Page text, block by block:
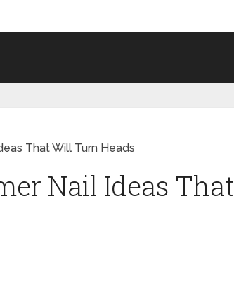
That Will Turn Heads
Nail Ideas That